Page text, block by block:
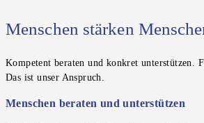
Menschen stärken
Kompetent beraten und konkret unterstützen.
Das ist unser Anspruch.
Menschen beraten und unterstützen